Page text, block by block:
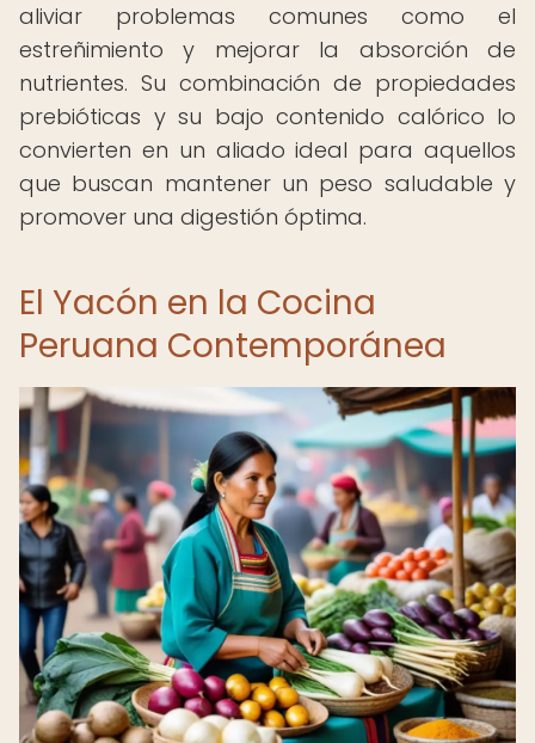
aliviar problemas comunes como el
estreñimiento y mejorar la absorción de
nutrientes. Su combinación de propiedades
prebióticas y su bajo contenido calórico lo
convierten en un aliado ideal para aquellos
que buscan mantener un peso saludable y
promover una digestión óptima.
El Yacón en la Cocina
Peruana Contemporánea